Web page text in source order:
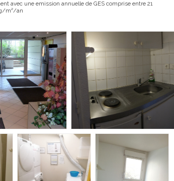
avec une emission annuelle de GES comprise entre 21
m²/an